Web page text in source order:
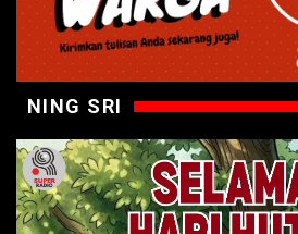
NING SRI